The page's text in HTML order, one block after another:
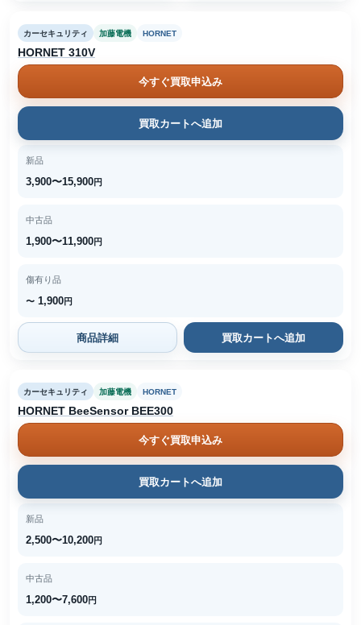
カーセキュリティ 加藤電機 HORNET
HORNET 310V
今すぐ買取申込み
買取カートへ追加
新品
3,900〜15,900円
中古品
1,900〜11,900円
傷有り品
〜 1,900円
商品詳細 買取カートへ追加
カーセキュリティ 加藤電機 HORNET
HORNET BeeSensor BEE300
今すぐ買取申込み
買取カートへ追加
新品
2,500〜10,200円
中古品
1,200〜7,600円